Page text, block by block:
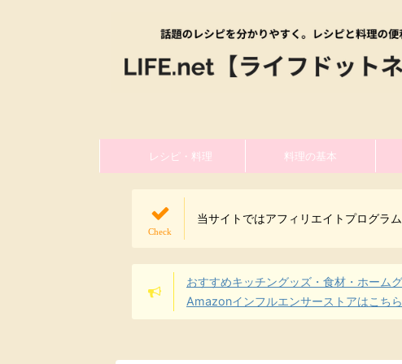
レシピ・料理 料理の基本
当サイトではアフィリエイトプログラ
おすすめキッチングッズ・食材・ホーム
Amazonインフルエンサーストアはこちら